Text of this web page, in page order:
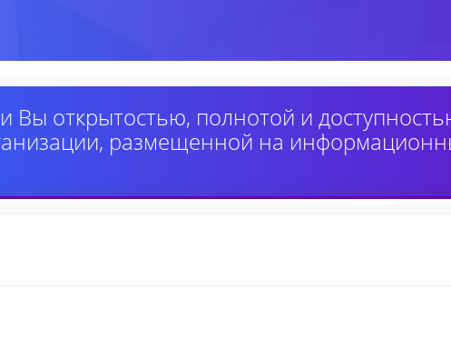
Вы открытостью, полнотой и
размещенной на